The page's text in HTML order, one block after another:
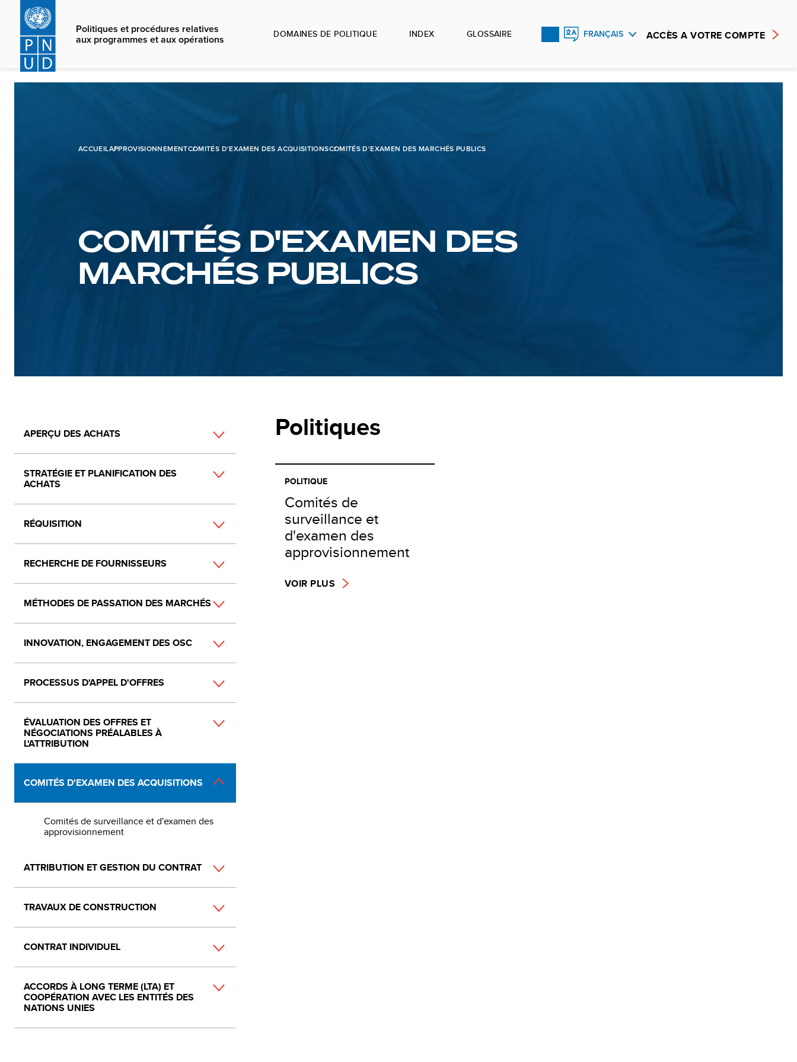
main
content
Politiques et procédures relatives
aux programmes et aux opérations
DOMAINES DE POLITIQUE INDEX GLOSSAIRE FRANÇAIS
ESPAÑOL
ACCÈS A VOTRE COMPTE
ACCUEILAPPROVISIONNEMENTCOMITÉS D'EXAMEN DES ACQUISITIONSCOMITÉS D'EXAMEN DES MARCHÉS PUBLICS
COMITÉS D'EXAMEN DES
MARCHÉS PUBLICS
Main
navigation
APERÇU DES ACHATS
STRATÉGIE ET PLANIFICATION DES
ACHATS
RÉQUISITION
RECHERCHE DE FOURNISSEURS
MÉTHODES DE PASSATION DES MARCHÉS
INNOVATION, ENGAGEMENT DES OSC
PROCESSUS D'APPEL D'OFFRES
ÉVALUATION DES OFFRES ET
NÉGOCIATIONS PRÉALABLES À
L'ATTRIBUTION
COMITÉS D'EXAMEN DES ACQUISITIONS
Comités de surveillance et d'examen des
approvisionnement
ATTRIBUTION ET GESTION DU CONTRAT
TRAVAUX DE CONSTRUCTION
CONTRAT INDIVIDUEL
ACCORDS À LONG TERME (LTA) ET
COOPÉRATION AVEC LES ENTITÉS DES
NATIONS UNIES
Politiques
POLITIQUE
Comités de
surveillance et
d'examen des
approvisionnement
VOIR PLUS